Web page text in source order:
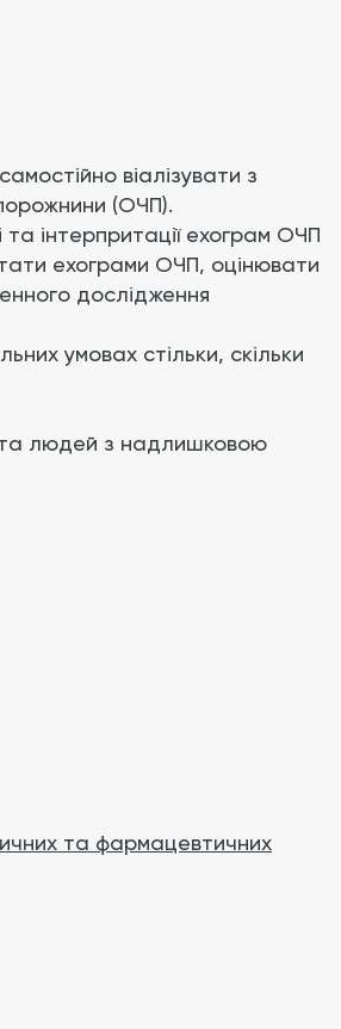
віалізувати з
(ОЧП).
інтерпритації ехограм ОЧП
ехограми ОЧП, оцінювати
дослідження
умовах стільки, скільки
та людей з надлишковою
та фармацевтичних